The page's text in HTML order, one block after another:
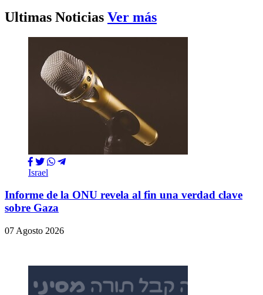
Ultimas Noticias Ver más
Israel
Informe de la ONU revela al fin una verdad clave
sobre Gaza
07 Agosto 2026